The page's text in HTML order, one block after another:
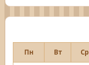
Пн
Вт Ср